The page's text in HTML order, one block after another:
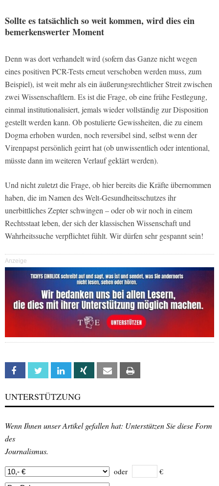
Sollte es tatsächlich so weit kommen, wird dies ein
bemerkenswerter Moment
Denn was dort verhandelt wird (sofern das Ganze nicht wegen
eines positiven PCR-Tests erneut verschoben werden muss, zum
Beispiel), ist weit mehr als ein äußerungsrechtlicher Streit zwischen
zwei Wissenschaftlern. Es ist die Frage, ob eine frühe Festlegung,
einmal institutionalisiert, jemals wieder vollständig zur Disposition
gestellt werden kann. Ob postulierte Gewissheiten, die zu einem
Dogma erhoben wurden, noch reversibel sind, selbst wenn der
Virenpapst persönlich geirrt hat (ob unwissentlich oder intentional,
müsste dann im weiteren Verlauf geklärt werden).
Und nicht zuletzt die Frage, ob hier bereits die Kräfte übernommen
haben, die im Namen des Welt-Gesundheitsschutzes ihr
unerbittliches Zepter schwingen – oder ob wir noch in einem
Rechtsstaat leben, der sich der klassischen Wissenschaft und
Wahrheitssuche verpflichtet fühlt. Wir dürfen sehr gespannt sein!
Anzeige
Facebook Twitter Linkedin Xing Email
UNTERSTÜTZUNG
Wenn Ihnen unser Artikel gefallen hat: Unterstützen Sie diese Form
des
Journalismus.
oder €